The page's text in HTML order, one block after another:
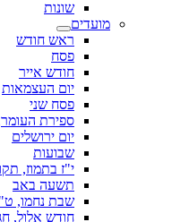
שונות
מועדים
ראש חודש
פסח
חודש אייר
יום העצמאות
פסח שני
ספירת
יום ירושלים
שבועות
י"ז בתמוז,
תשעה באב
שבת נחמו,
חודש אלול,